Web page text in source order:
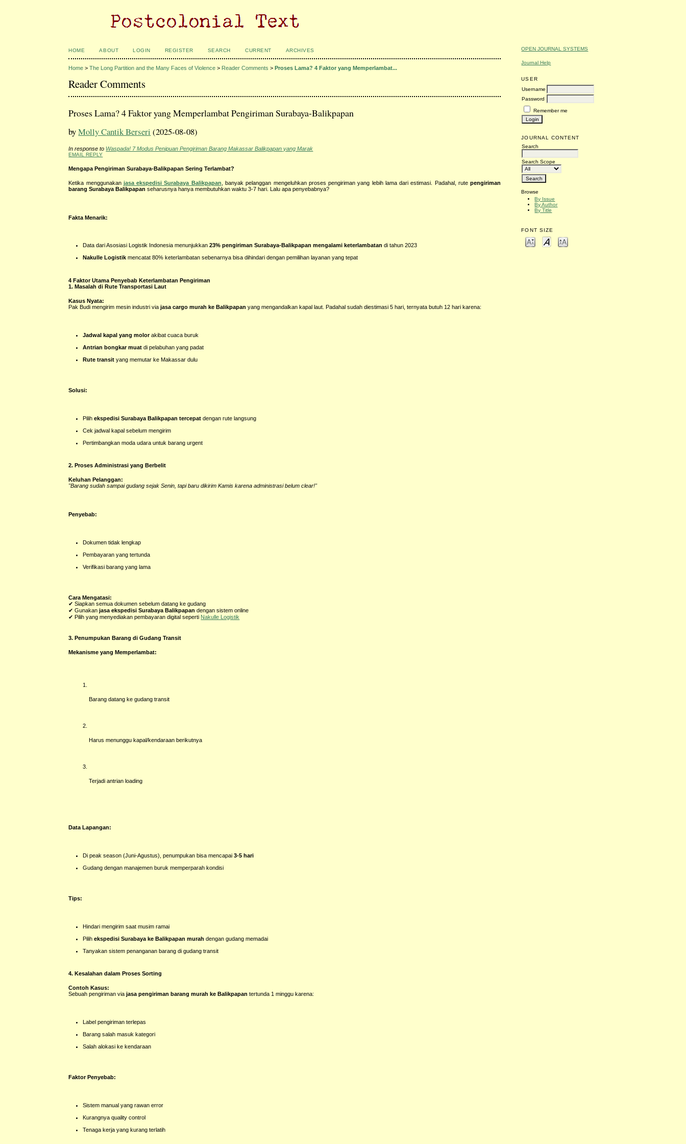
OPEN JOURNAL SYSTEMS
Journal Help
USER
Username
Password
Remember me
JOURNAL CONTENT
Search
Search Scope
Browse
By Issue
By Author
By Title
FONT SIZE
HOME ABOUT LOGIN REGISTER SEARCH CURRENT ARCHIVES
Home >The Long Partition and the Many Faces of Violence > Reader Comments >Proses Lama? 4 Faktor yang Memperlambat...
Reader Comments
Proses Lama? 4 Faktor yang Memperlambat Pengiriman Surabaya-Balikpapan
byMolly Cantik Berseri (2025-08-08)
In response to Waspada! 7 Modus Penipuan Pengiriman Barang Makassar Balikpapan yang Marak
EMAIL REPLY
Mengapa Pengiriman Surabaya-Balikpapan Sering Terlambat?
Ketika menggunakan jasa ekspedisi Surabaya Balikpapan , banyak pelanggan mengeluhkan proses pengiriman yang lebih lama dari estimasi. Padahal, rutepengiriman
barang Surabaya Balikpapan seharusnya hanya membutuhkan waktu 3-7 hari. Lalu apa penyebabnya?
Fakta Menarik:
Data dari Asosiasi Logistik Indonesia menunjukkan23% pengiriman Surabaya-Balikpapan mengalami keterlambatan di tahun 2023
Nakulle Logistik mencatat 80% keterlambatan sebenarnya bisa dihindari dengan pemilihan layanan yang tepat
4 Faktor Utama Penyebab Keterlambatan Pengiriman
1. Masalah di Rute Transportasi Laut
Kasus Nyata:
Pak Budi mengirim mesin industri viajasa cargo murah ke Balikpapan yang mengandalkan kapal laut. Padahal sudah diestimasi 5 hari, ternyata butuh 12 hari karena:
Jadwal kapal yang molorakibat cuaca buruk
Antrian bongkar muat di pelabuhan yang padat
Rute transit yang memutar ke Makassar dulu
Solusi:
Pilihekspedisi Surabaya Balikpapan tercepat dengan rute langsung
Cek jadwal kapal sebelum mengirim
Pertimbangkan moda udara untuk barang urgent
2. Proses Administrasi yang Berbelit
Keluhan Pelanggan:
"Barang sudah sampai gudang sejak Senin, tapi baru dikirim Kamis karena administrasi belum clear!"
Penyebab:
Dokumen tidak lengkap
Pembayaran yang tertunda
Verifikasi barang yang lama
Cara Mengatasi:
✔ Siapkan semua dokumen sebelum datang ke gudang
✔ Gunakanjasa ekspedisi Surabaya Balikpapan dengan sistem online
✔ Pilih yang menyediakan pembayaran digital seperti Nakulle Logistik
3. Penumpukan Barang di Gudang Transit
Mekanisme yang Memperlambat:
Barang datang ke gudang transit
Harus menunggu kapal/kendaraan berikutnya
Terjadi antrian loading
Data Lapangan:
Di peak season (Juni-Agustus), penumpukan bisa mencapai3-5 hari
Gudang dengan manajemen buruk memperparah kondisi
Tips:
Hindari mengirim saat musim ramai
Pilihekspedisi Surabaya ke Balikpapan murah dengan gudang memadai
Tanyakan sistem penanganan barang di gudang transit
4. Kesalahan dalam Proses Sorting
Contoh Kasus:
Sebuah pengiriman viajasa pengiriman barang murah ke Balikpapan tertunda 1 minggu karena:
Label pengiriman terlepas
Barang salah masuk kategori
Salah alokasi ke kendaraan
Faktor Penyebab:
Sistem manual yang rawan error
Kurangnya quality control
Tenaga kerja yang kurang terlatih